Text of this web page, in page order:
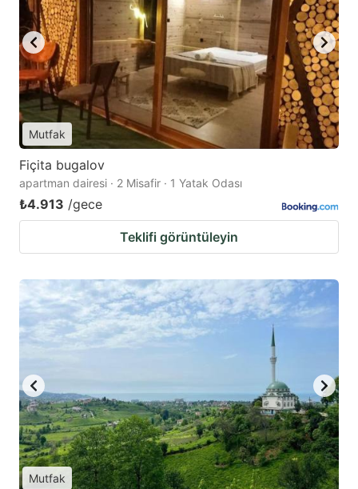
Mutfak
Fiçita bugalov
apartman dairesi · 2 Misafir · 1 Yatak Odası
₺4.913 /gece
Teklifi görüntüleyin
Mutfak